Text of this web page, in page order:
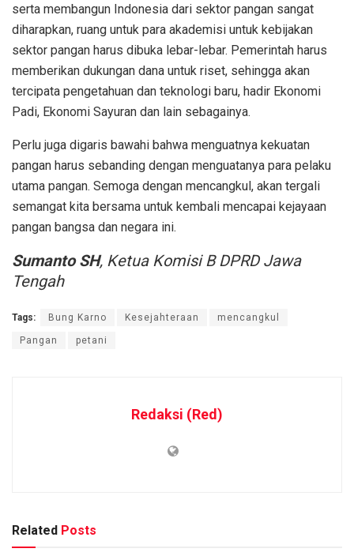
serta membangun Indonesia dari sektor pangan sangat
diharapkan, ruang untuk para akademisi untuk kebijakan
sektor pangan harus dibuka lebar-lebar. Pemerintah harus
memberikan dukungan dana untuk riset, sehingga akan
tercipata pengetahuan dan teknologi baru, hadir Ekonomi
Padi, Ekonomi Sayuran dan lain sebagainya.
Perlu juga digaris bawahi bahwa menguatnya kekuatan
pangan harus sebanding dengan menguatanya para pelaku
utama pangan. Semoga dengan mencangkul, akan tergali
semangat kita bersama untuk kembali mencapai kejayaan
pangan bangsa dan negara ini.
Sumanto SH, Ketua Komisi B DPRD Jawa
Tengah
Tags: Bung Karno Kesejahteraan mencangkul
Pangan petani
Redaksi (Red)
Related Posts